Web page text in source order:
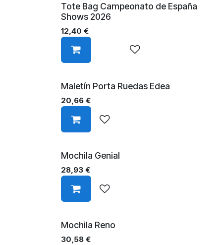
Tote Bag Campeonato de España
Shows 2026
12,40 €
Maletín Porta Ruedas Edea
20,66 €
Mochila Genial
28,93 €
Mochila Reno
30,58 €